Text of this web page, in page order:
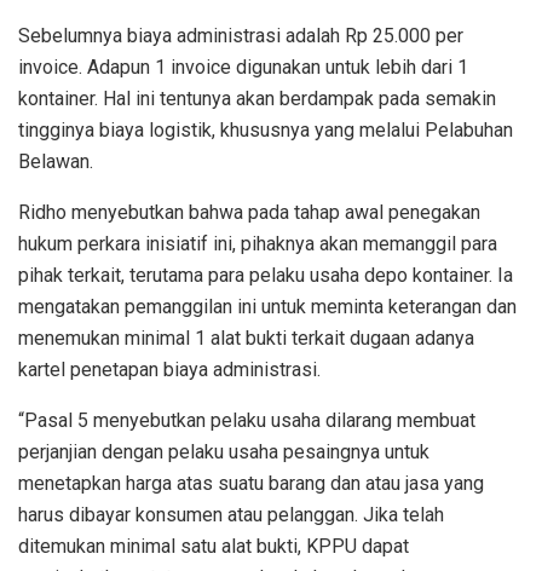
Sebelumnya biaya administrasi adalah Rp 25.000 per
invoice. Adapun 1 invoice digunakan untuk lebih dari 1
kontainer. Hal ini tentunya akan berdampak pada semakin
tingginya biaya logistik, khususnya yang melalui Pelabuhan
Belawan.
Ridho menyebutkan bahwa pada tahap awal penegakan
hukum perkara inisiatif ini, pihaknya akan memanggil para
pihak terkait, terutama para pelaku usaha depo kontainer. Ia
mengatakan pemanggilan ini untuk meminta keterangan dan
menemukan minimal 1 alat bukti terkait dugaan adanya
kartel penetapan biaya administrasi.
“Pasal 5 menyebutkan pelaku usaha dilarang membuat
perjanjian dengan pelaku usaha pesaingnya untuk
menetapkan harga atas suatu barang dan atau jasa yang
harus dibayar konsumen atau pelanggan. Jika telah
ditemukan minimal satu alat bukti, KPPU dapat